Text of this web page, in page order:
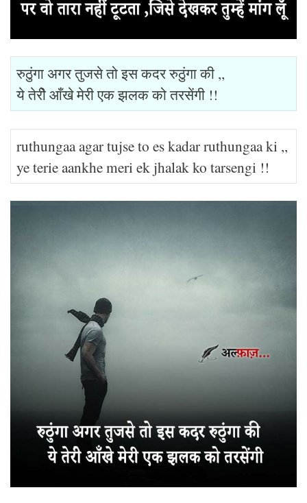
रुठुंगा अगर तुजसे तो इस कदर रुठुंगा की ,,
ये तेरीे आँखे मेरी एक झलक को तरसेंगी !!
ruthungaa agar tujse to es kadar ruthungaa ki ,,
ye terie aankhe meri ek jhalak ko tarsengi !!